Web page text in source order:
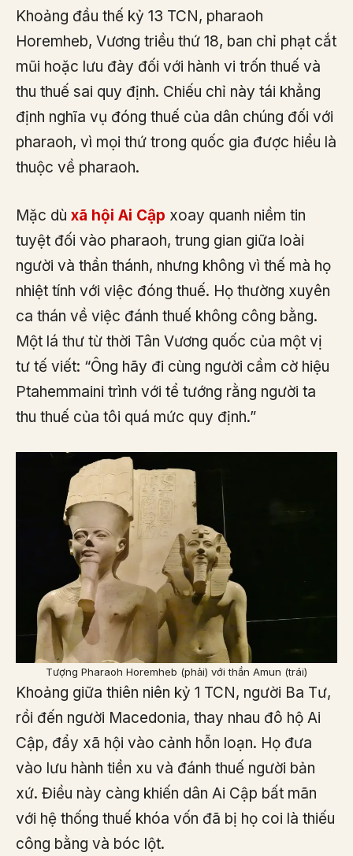
Khoảng đầu thế kỷ 13 TCN, pharaoh
Horemheb, Vương triều thứ 18, ban chỉ phạt cắt
mũi hoặc lưu đày đối với hành vi trốn thuế và
thu thuế sai quy định. Chiếu chỉ này tái khẳng
định nghĩa vụ đóng thuế của dân chúng đối với
pharaoh, vì mọi thứ trong quốc gia được hiểu là
thuộc về pharaoh.
Mặc dù xã hội Ai Cập xoay quanh niềm tin
tuyệt đối vào pharaoh, trung gian giữa loài
người và thần thánh, nhưng không vì thế mà họ
nhiệt tính với việc đóng thuế. Họ thường xuyên
ca thán về việc đánh thuế không công bằng.
Một lá thư từ thời Tân Vương quốc của một vị
tư tế viết: “Ông hãy đi cùng người cầm cờ hiệu
Ptahemmaini trình với tể tướng rằng người ta
thu thuế của tôi quá mức quy định.”
Tượng Pharaoh Horemheb (phải) với thần Amun (trái)
Khoảng giữa thiên niên kỷ 1 TCN, người Ba Tư,
rồi đến người Macedonia, thay nhau đô hộ Ai
Cập, đẩy xã hội vào cảnh hỗn loạn. Họ đưa
vào lưu hành tiền xu và đánh thuế người bản
xứ. Điều này càng khiến dân Ai Cập bất mãn
với hệ thống thuế khóa vốn đã bị họ coi là thiếu
công bằng và bóc lột.